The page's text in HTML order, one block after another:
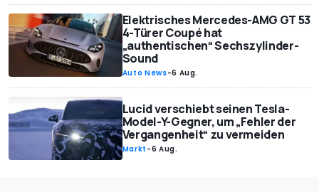
Elektrisches Mercedes-AMG GT 53
4-Türer Coupé hat
„authentischen“ Sechszylinder-
Sound
Auto News-6 Aug.
Lucid verschiebt seinen Tesla-
Model-Y-Gegner, um „Fehler der
Vergangenheit“ zu vermeiden
Markt -6 Aug.